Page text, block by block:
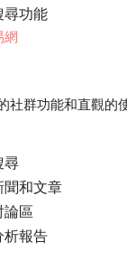
尋功能
網
社群功能和直觀的
尋
聞和文章
論區
析報告